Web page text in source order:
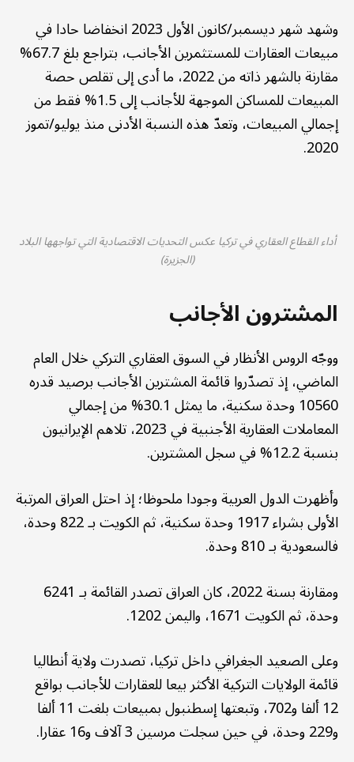
وشهد شهر ديسمبر/كانون الأول 2023 انخفاضا حادا في
مبيعات العقارات للمستثمرين الأجانب، بتراجع بلغ 67.7%
مقارنة بالشهر ذاته من 2022، ما أدى إلى تقلص حصة
المبيعات للمساكن الموجهة للأجانب إلى 1.5% فقط من
إجمالي المبيعات، وتعدّ هذه النسبة الأدنى منذ يوليو/تموز
2020.
أداء القطاع العقاري في تركيا عكس التحديات الاقتصادية التي تواجهها البلاد
(الجزيرة)
المشترون الأجانب
ووجّه الروس الأنظار في السوق العقاري التركي خلال العام
الماضي، إذ تصدّروا قائمة المشترين الأجانب برصيد قدره
10560 وحدة سكنية، ما يمثل 30.1% من إجمالي
المعاملات العقارية الأجنبية في 2023، تلاهم الإيرانيون
بنسبة 12.2% في سجل المشترين.
وأظهرت الدول العربية وجودا ملحوظا؛ إذ احتل العراق المرتبة
الأولى بشراء 1917 وحدة سكنية، ثم الكويت بـ 822 وحدة،
فالسعودية بـ 810 وحدة.
ومقارنة بسنة 2022، كان العراق تصدر القائمة بـ 6241
وحدة، ثم الكويت 1671، واليمن 1202.
وعلى الصعيد الجغرافي داخل تركيا، تصدرت ولاية أنطاليا
قائمة الولايات التركية الأكثر بيعا للعقارات للأجانب بواقع
12 ألفا و702، وتبعتها إسطنبول بمبيعات بلغت 11 ألفا
و229 وحدة، في حين سجلت مرسين 3 آلاف و16 عقارا.